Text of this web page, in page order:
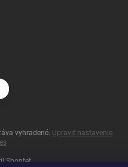
Shoptet
vyhradené. Upraviť nastavenie